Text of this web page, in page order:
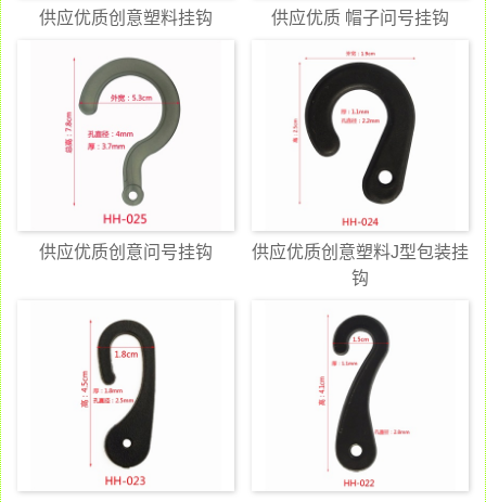
供应优质创意塑料挂钩 供应优质 帽子问号挂钩
供应优质创意问号挂钩
供应优质创意塑料J型包装挂
钩